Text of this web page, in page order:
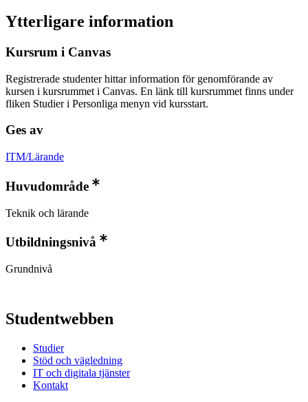
Ytterligare information
Kursrum i Canvas
Registrerade studenter hittar information för genomförande av
kursen i kursrummet i Canvas. En länk till kursrummet finns under
fliken Studier i Personliga menyn vid kursstart.
Ges av
ITM/Lärande
Huvudområde
Teknik och lärande
Utbildningsnivå
Grundnivå
Studentwebben
Studier
Stöd och vägledning
IT och digitala tjänster
Kontakt